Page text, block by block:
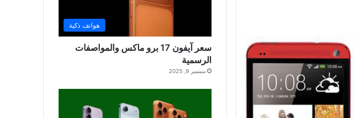
هواتف ذكية
سعر آيفون 17 برو ماكس والمواصفات
الرسمية
سبتمبر 9, 2025